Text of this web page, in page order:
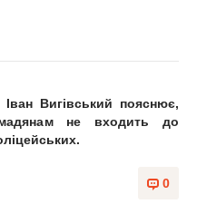
Іван Вигівський пояснює,
не входить до
0